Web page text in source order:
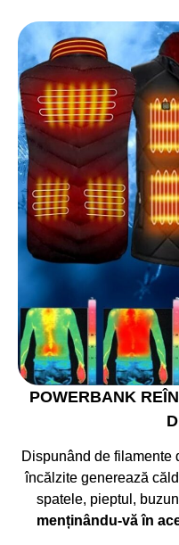
POWERBANK
Dispunând de filamente
încălzite generează
spatele, pieptul,
menținându-vă în